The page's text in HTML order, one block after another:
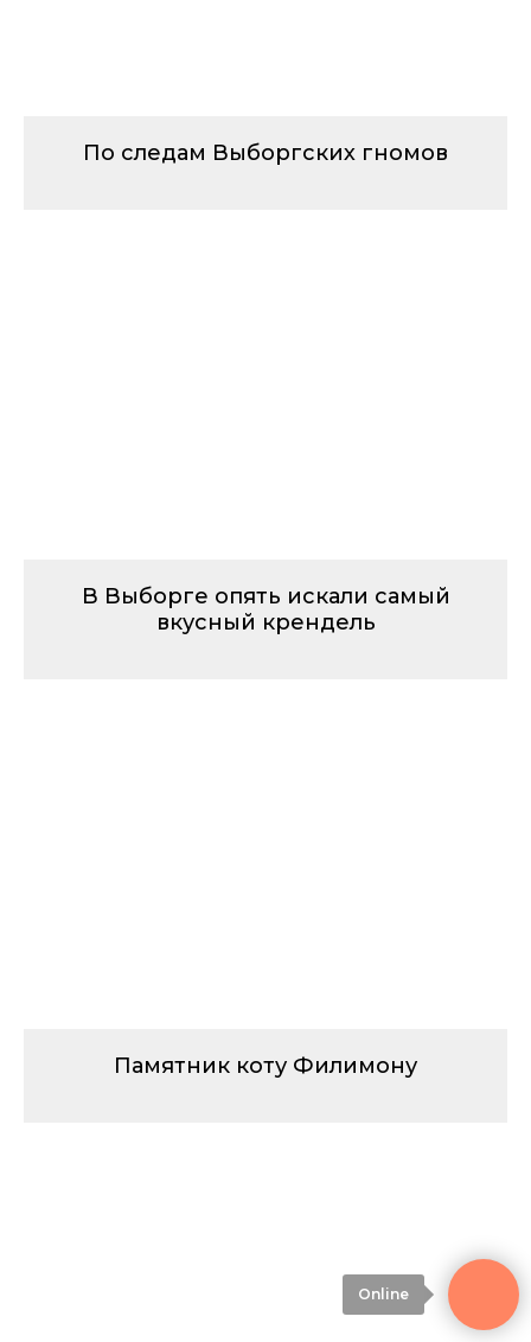
По следам Выборгских гномов
В Выборге опять искали самый
вкусный крендель
Памятник коту Филимону
Online